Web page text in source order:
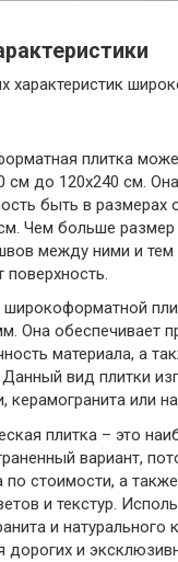
характеристик
плитка
см до 120x240 см.
быть в размерах
Чем больше размер
между ними и тем
поверхность.
Она обеспечивает
материала, а
вид плитки
керамогранита или
плитка – это
вариант,
по стоимости, а
и текстур.
и натурального
дорогих и